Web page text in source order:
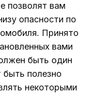
позволят вам
опасности по
Принято
вами
быть один
полезно
некоторыми